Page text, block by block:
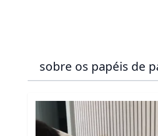
sobre os papéis de